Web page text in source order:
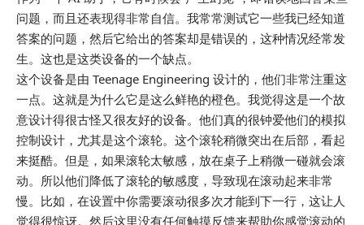
问题，而且还表现得非常自信。我常常测试它一些我已经知道
答案的问题，然后它给出的答案却是错误的，这种情况经常发
生。这也是这类设备的一个缺点。
这个设备是由 Teenage Engineering 设计的，他们非常注重这
一点。这就是为什么它是这么鲜艳的橙色。我觉得这是一个故
意设计得很古怪又很友好的设备。他们真的很钟爱他们的模拟
控制设计，尤其是这个滚轮。这个滚轮稍微突出在后部，看起
来挺酷。但是，如果滚轮太敏感，放在桌子上稍微一碰就会滚
动。所以他们降低了滚轮的敏感度，导致现在滚动起来非常
慢。比如，在设置中你需要滚动很多次才能到下一行，这让人
觉得很惊讶。然后这里没有任何触摸反馈来帮助你感觉滚动的